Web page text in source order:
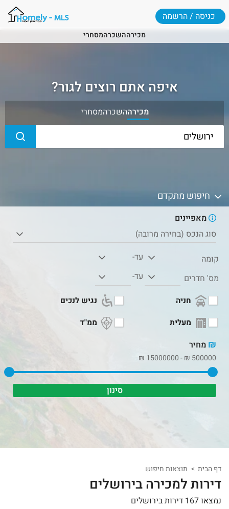
מכירההשכרהמסחרי
כניסה / הרשמה
איפה אתם רוצים לגור?
מכירההשכרהמסחרי
חיפוש מתקדם
מאפיינים
סוג הנכס (בחירה מרובה)
קומה
עד-
מס' חדרים
עד-
חניה
נגיש לנכים
מעלית
ממ"ד
₪ מחיר
500000
₪
-
15000000
₪
דף הבית תוצאות חיפוש
דירות למכירה בירושלים
נמצאו 167 דירות בירושלים